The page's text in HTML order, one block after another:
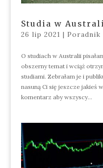
Studia w
26 lip 2021 | Poradnik
O studiach w Australii
obszerny temat i wciąż
studiami. Zebrałam je i
nasuną Ci się jeszcze jakieś
komentarz aby wszyscy...